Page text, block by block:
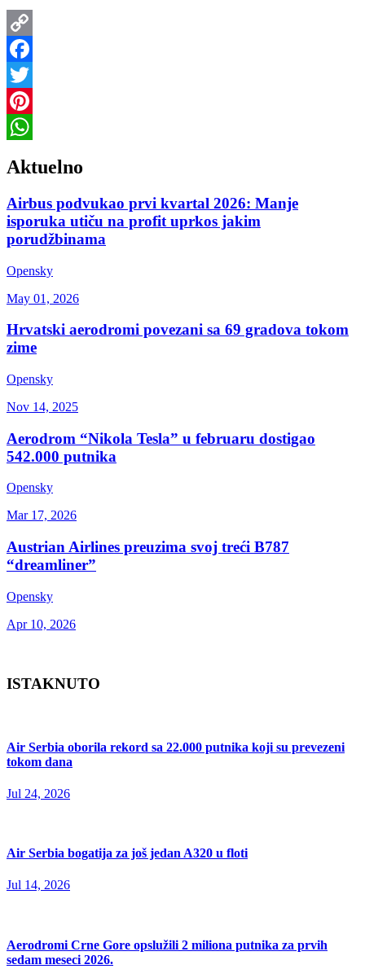
Copy
Link
Facebook
Twitter
Pinterest
Aktuelno
Airbus podvukao prvi kvartal 2026: Manje
isporuka utiču na profit uprkos jakim
porudžbinama
Opensky
May 01, 2026
Hrvatski aerodromi povezani sa 69 gradova tokom
zime
Opensky
Nov 14, 2025
Aerodrom “Nikola Tesla” u februaru dostigao
542.000 putnika
Opensky
Mar 17, 2026
Austrian Airlines preuzima svoj treći B787
“dreamliner”
Opensky
Apr 10, 2026
ISTAKNUTO
Air Serbia oborila rekord sa 22.000 putnika koji su prevezeni
tokom dana
Jul 24, 2026
Air Serbia bogatija za još jedan A320 u floti
Jul 14, 2026
Aerodromi Crne Gore opslužili 2 miliona putnika za prvih
sedam meseci 2026.